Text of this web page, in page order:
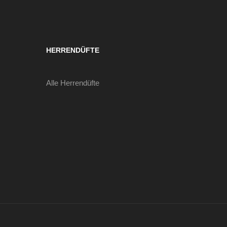
HERRENDÜFTE
Alle Herrendüfte